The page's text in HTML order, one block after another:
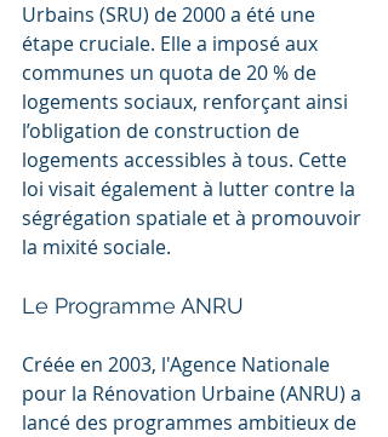
Urbains (SRU) de 2000 a été une
étape cruciale. Elle a imposé aux
communes un quota de 20 % de
logements sociaux, renforçant ainsi
l’obligation de construction de
logements accessibles à tous. Cette
loi visait également à lutter contre la
ségrégation spatiale et à promouvoir
la mixité sociale.
Le Programme ANRU
Créée en 2003, l'Agence Nationale
pour la Rénovation Urbaine (ANRU) a
lancé des programmes ambitieux de